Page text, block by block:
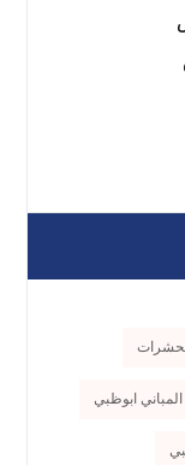
ابوظبي